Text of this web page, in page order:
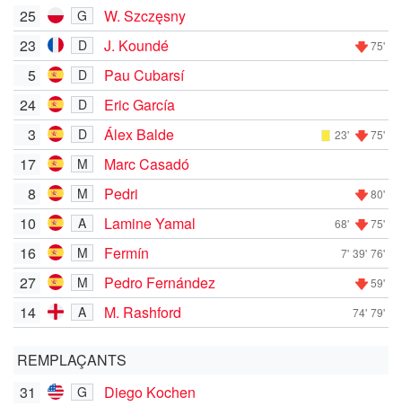
25 G
W. Szczęsny
23
D J. Koundé 75'
5 D
Pau Cubarsí
24
D
Eric García
3
D Álex Balde 23' 75'
17 M
Marc Casadó
8
M Pedri 80'
10 A Lamine Yamal 68' 75'
16 M Fermín 7' 39' 76'
27 M Pedro Fernández 59'
14 A M. Rashford 74' 79'
REMPLAÇANTS
31
G
Diego Kochen